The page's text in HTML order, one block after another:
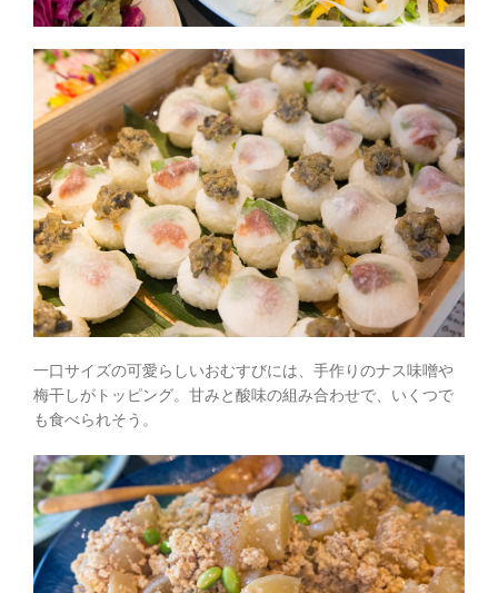
一口サイズの可愛らしいおむすびには、手作りのナス味噌や
梅干しがトッピング。甘みと酸味の組み合わせで、いくつで
も食べられそう。